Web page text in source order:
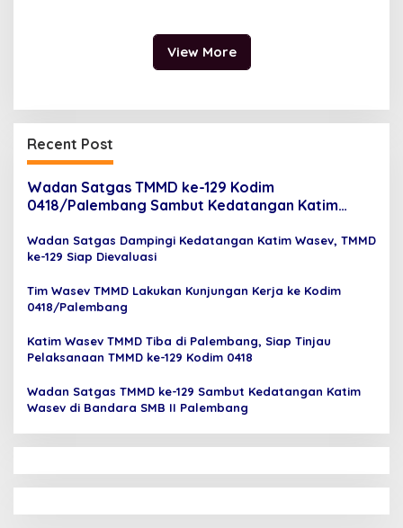
View More
Recent Post
Wadan Satgas TMMD ke-129 Kodim
0418/Palembang Sambut Kedatangan Katim
Wadan Satgas Dampingi Kedatangan Katim Wasev, TMMD
ke-129 Siap Dievaluasi
Tim Wasev TMMD Lakukan Kunjungan Kerja ke Kodim
0418/Palembang
Katim Wasev TMMD Tiba di Palembang, Siap Tinjau
Pelaksanaan TMMD ke-129 Kodim 0418
Wadan Satgas TMMD ke-129 Sambut Kedatangan Katim
Wasev di Bandara SMB II Palembang